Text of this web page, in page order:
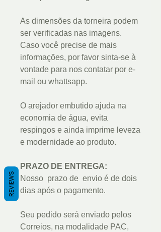
As dimensões da torneira podem
ser verificadas nas imagens.
Caso você precise de mais
informações, por favor sinta-se à
vontade para nos contatar por e-
mail ou whattsapp.
O arejador embutido ajuda na
economia de água, evita
respingos e ainda imprime leveza
e modernidade ao produto.
PRAZO DE ENTREGA:
Nosso prazo de envio é de dois
dias após o pagamento.
Seu pedido será enviado pelos
Correios, na modalidade PAC,
REVIEWS